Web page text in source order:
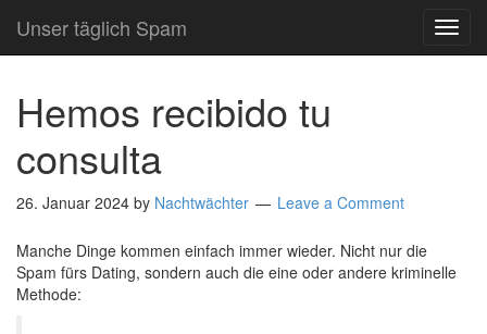
Unser täglich Spam
Hemos recibido tu
consulta
26. Januar 2024 by Nachtwächter Leave a Comment
Manche Dinge kommen einfach immer wieder. Nicht nur die
Spam fürs Dating, sondern auch die eine oder andere kriminelle
Methode: